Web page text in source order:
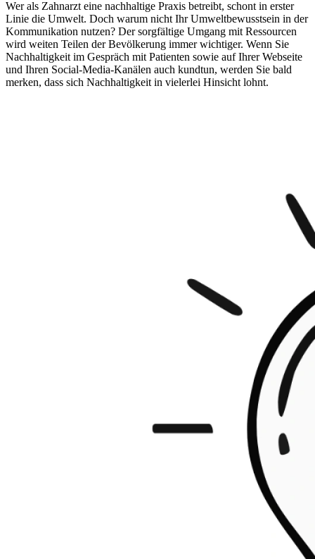
Wer als Zahnarzt eine nachhaltige Praxis betreibt, schont in erster
Linie die Umwelt. Doch warum nicht Ihr Umweltbewusstsein in der
Kommunikation nutzen? Der sorgfältige Umgang mit Ressourcen
wird weiten Teilen der Bevölkerung immer wichtiger. Wenn Sie
Nachhaltigkeit im Gespräch mit Patienten sowie auf Ihrer Webseite
und Ihren Social-Media-Kanälen auch kundtun, werden Sie bald
merken, dass sich Nachhaltigkeit in vielerlei Hinsicht lohnt.